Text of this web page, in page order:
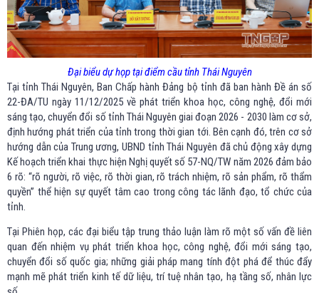
Đại biểu dự họp tại điểm cầu tỉnh Thái Nguyên
Tại tỉnh Thái Nguyên, Ban Chấp hành Đảng bộ tỉnh đã ban hành Đề án số
22-ĐA/TU ngày 11/12/2025 về phát triển khoa học, công nghệ, đổi mới
sáng tạo, chuyển đổi số tỉnh Thái Nguyên giai đoạn 2026 - 2030 làm cơ sở,
định hướng phát triển của tỉnh trong thời gian tới. Bên cạnh đó, trên cơ sở
hướng dẫn của Trung ương, UBND tỉnh Thái Nguyên đã chủ động xây dựng
Kế hoạch triển khai thực hiện Nghị quyết số 57-NQ/TW năm 2026 đảm bảo
6 rõ: “rõ người, rõ việc, rõ thời gian, rõ trách nhiệm, rõ sản phẩm, rõ thẩm
quyền” thể hiện sự quyết tâm cao trong công tác lãnh đạo, tổ chức của
tỉnh.
Tại Phiên họp, các đại biểu tập trung thảo luận làm rõ một số vấn đề liên
quan đến nhiệm vụ phát triển khoa học, công nghệ, đổi mới sáng tạo,
chuyển đổi số quốc gia; những giải pháp mang tính đột phá để thúc đẩy
mạnh mẽ phát triển kinh tế dữ liệu, trí tuệ nhân tạo, hạ tầng số, nhân lực